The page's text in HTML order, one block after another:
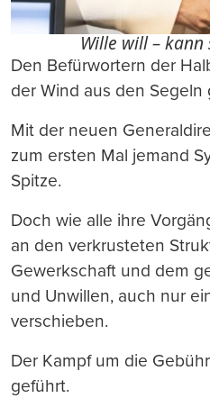
Wille will – kann
Den Befürwortern der
der Wind aus den
Mit der neuen
zum ersten Mal jemand
Spitze.
Doch wie alle ihre
an den verkrusteten
Gewerkschaft und dem
und Unwillen, auch nur
verschieben.
Der Kampf um die
geführt.